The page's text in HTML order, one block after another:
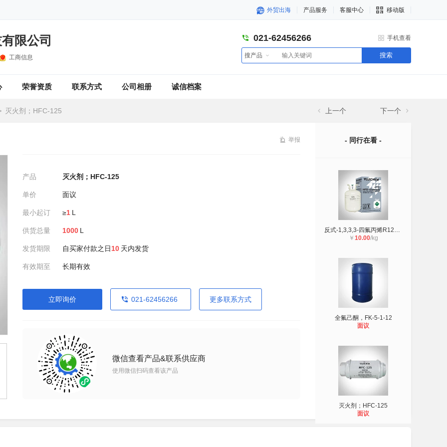
外贸出海 产品服务 客服中心 移动版
限公司
工商信息
021-62456266 手机查看
搜产品 搜索
荣誉资质 联系方式 公司相册 诚信档案
灭火剂；HFC-125 上一个 下一个
举报
产品 灭火剂；HFC-125
单价 面议
最小起订 ≥1 L
供货总量 1000 L
发货期限 自买家付款之日10 天内发货
有效期至 长期有效
立即询价 021-62456266 更多联系方式
微信查看产品&联系供应商
使用微信扫码查看该产品
- 同行在看 -
反式-1,3,3,3-四氟丙烯R1234ze气雾推
￥ 10.00/kg
全氟己酮，FK-5-1-12
面议
灭火剂；HFC-125
面议